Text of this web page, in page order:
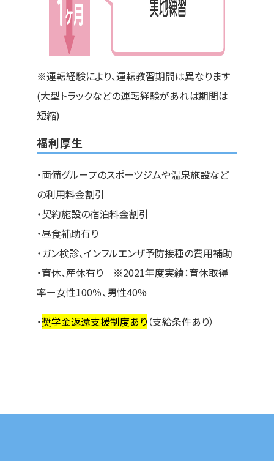
※運転経験により、運転教習期間は異なります
(大型トラックなどの運転経験があれば期間は
短縮)
福利厚生
・両備グループのスポーツジムや温泉施設など
の利用料金割引
・契約施設の宿泊料金割引
・昼食補助有り
・ガン検診、インフルエンザ予防接種の費用補助
・育休、産休有り ※2021年度実績：育休取得
率ー女性100％、男性40%
・奨学金返還支援制度あり （支給条件あり）